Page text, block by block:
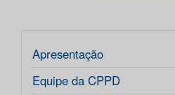
Apresentação
Equipe da CPPD